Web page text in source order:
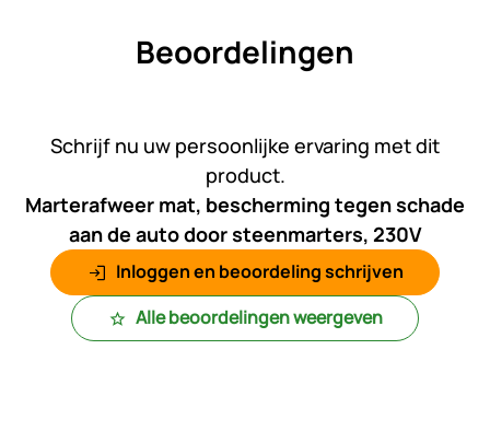
Beoordelingen
Schrijf nu uw persoonlijke ervaring met dit
product.
Marterafweer mat, bescherming tegen schade
aan de auto door steenmarters, 230V
Inloggen en beoordeling schrijven
Alle beoordelingen weergeven